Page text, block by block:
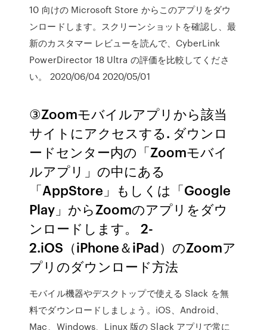
10 向けの Microsoft Store からこのアプリをダウ
ンロードします。スクリーンショットを確認し、最
新のカスタマー レビューを読んで、CyberLink
PowerDirector 18 Ultra の評価を比較してくださ
い。 2020/06/04 2020/05/01
③Zoomモバイルアプリから該当
サイトにアクセスする. ダウンロ
ードセンター内の「Zoomモバイ
ルアプリ」の中にある
「AppStore」もしくは「Google
Play」からZoomのアプリをダウ
ンロードします。 2-
2.iOS（iPhone＆iPad）のZoomア
プリのダウンロード方法
モバイル機器やデスクトップで使える Slack を無
料でダウンロードしましょう。iOS、Android、
Mac、Windows、Linux 版の Slack アプリで常に